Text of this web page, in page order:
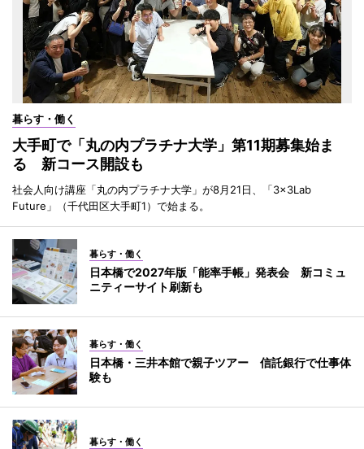
暮らす・働く
大手町で「丸の内プラチナ大学」第11期募集始ま
る 新コース開設も
社会人向け講座「丸の内プラチナ大学」が8月21日、「3×3Lab
Future」（千代田区大手町1）で始まる。
暮らす・働く
日本橋で2027年版「能率手帳」発表会 新コミュ
ニティーサイト刷新も
暮らす・働く
日本橋・三井本館で親子ツアー 信託銀行で仕事体
験も
暮らす・働く